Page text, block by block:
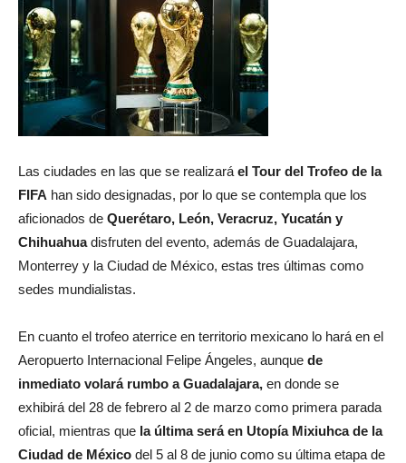
Las ciudades en las que se realizará el Tour del Trofeo de la
FIFA han sido designadas, por lo que se contempla que los
aficionados de Querétaro, León, Veracruz, Yucatán y
Chihuahuadisfruten del evento, además de Guadalajara,
Monterrey y la Ciudad de México, estas tres últimas como
sedes mundialistas.
En cuanto el trofeo aterrice en territorio mexicano lo hará en el
Aeropuerto Internacional Felipe Ángeles, aunque de
inmediato volará rumbo a Guadalajara, en donde se
exhibirá del 28 de febrero al 2 de marzo como primera parada
oficial, mientras que la última será en Utopía Mixiuhca de la
Ciudad de México del 5 al 8 de junio como su última etapa de